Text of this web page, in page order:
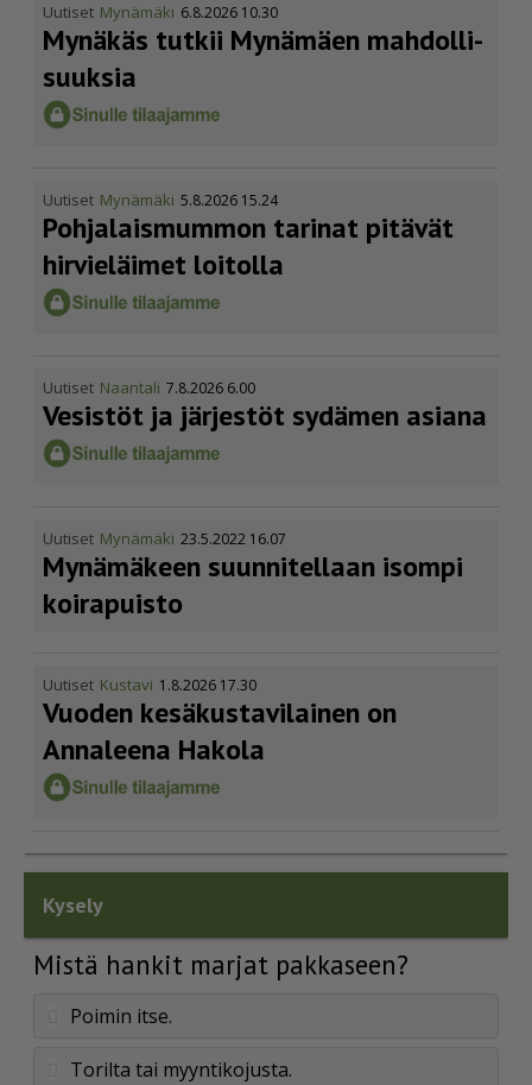
Uutiset Mynämäki 6.8.2026 10.30
Mynäkäs tutkii Mynämäen mahdol­li­
suuksia
Uutiset Mynämäki 5.8.2026 15.24
Pohja­lais­mummon tarinat pitävät
hirvieläimet loitolla
Uutiset Naantali 7.8.2026 6.00
Vesistöt ja järjestöt sydämen asiana
Uutiset Mynämäki 23.5.2022 16.07
Mynämäkeen suunnitellaan isompi
koirapuisto
Uutiset Kustavi 1.8.2026 17.30
Vuoden kesäkus­ta­vi­lainen on
Annaleena Hakola
Kysely
Mistä hankit marjat pakkaseen?
Poimin itse.
Torilta tai myyntikojusta.